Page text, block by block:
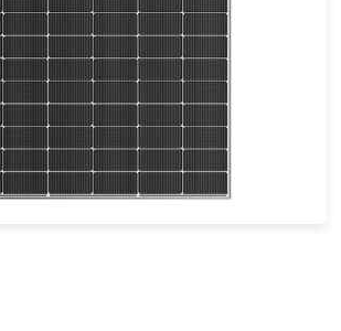
430- 450W
Max Eff: 23.04%
30 Jahre Leistungsgarantie